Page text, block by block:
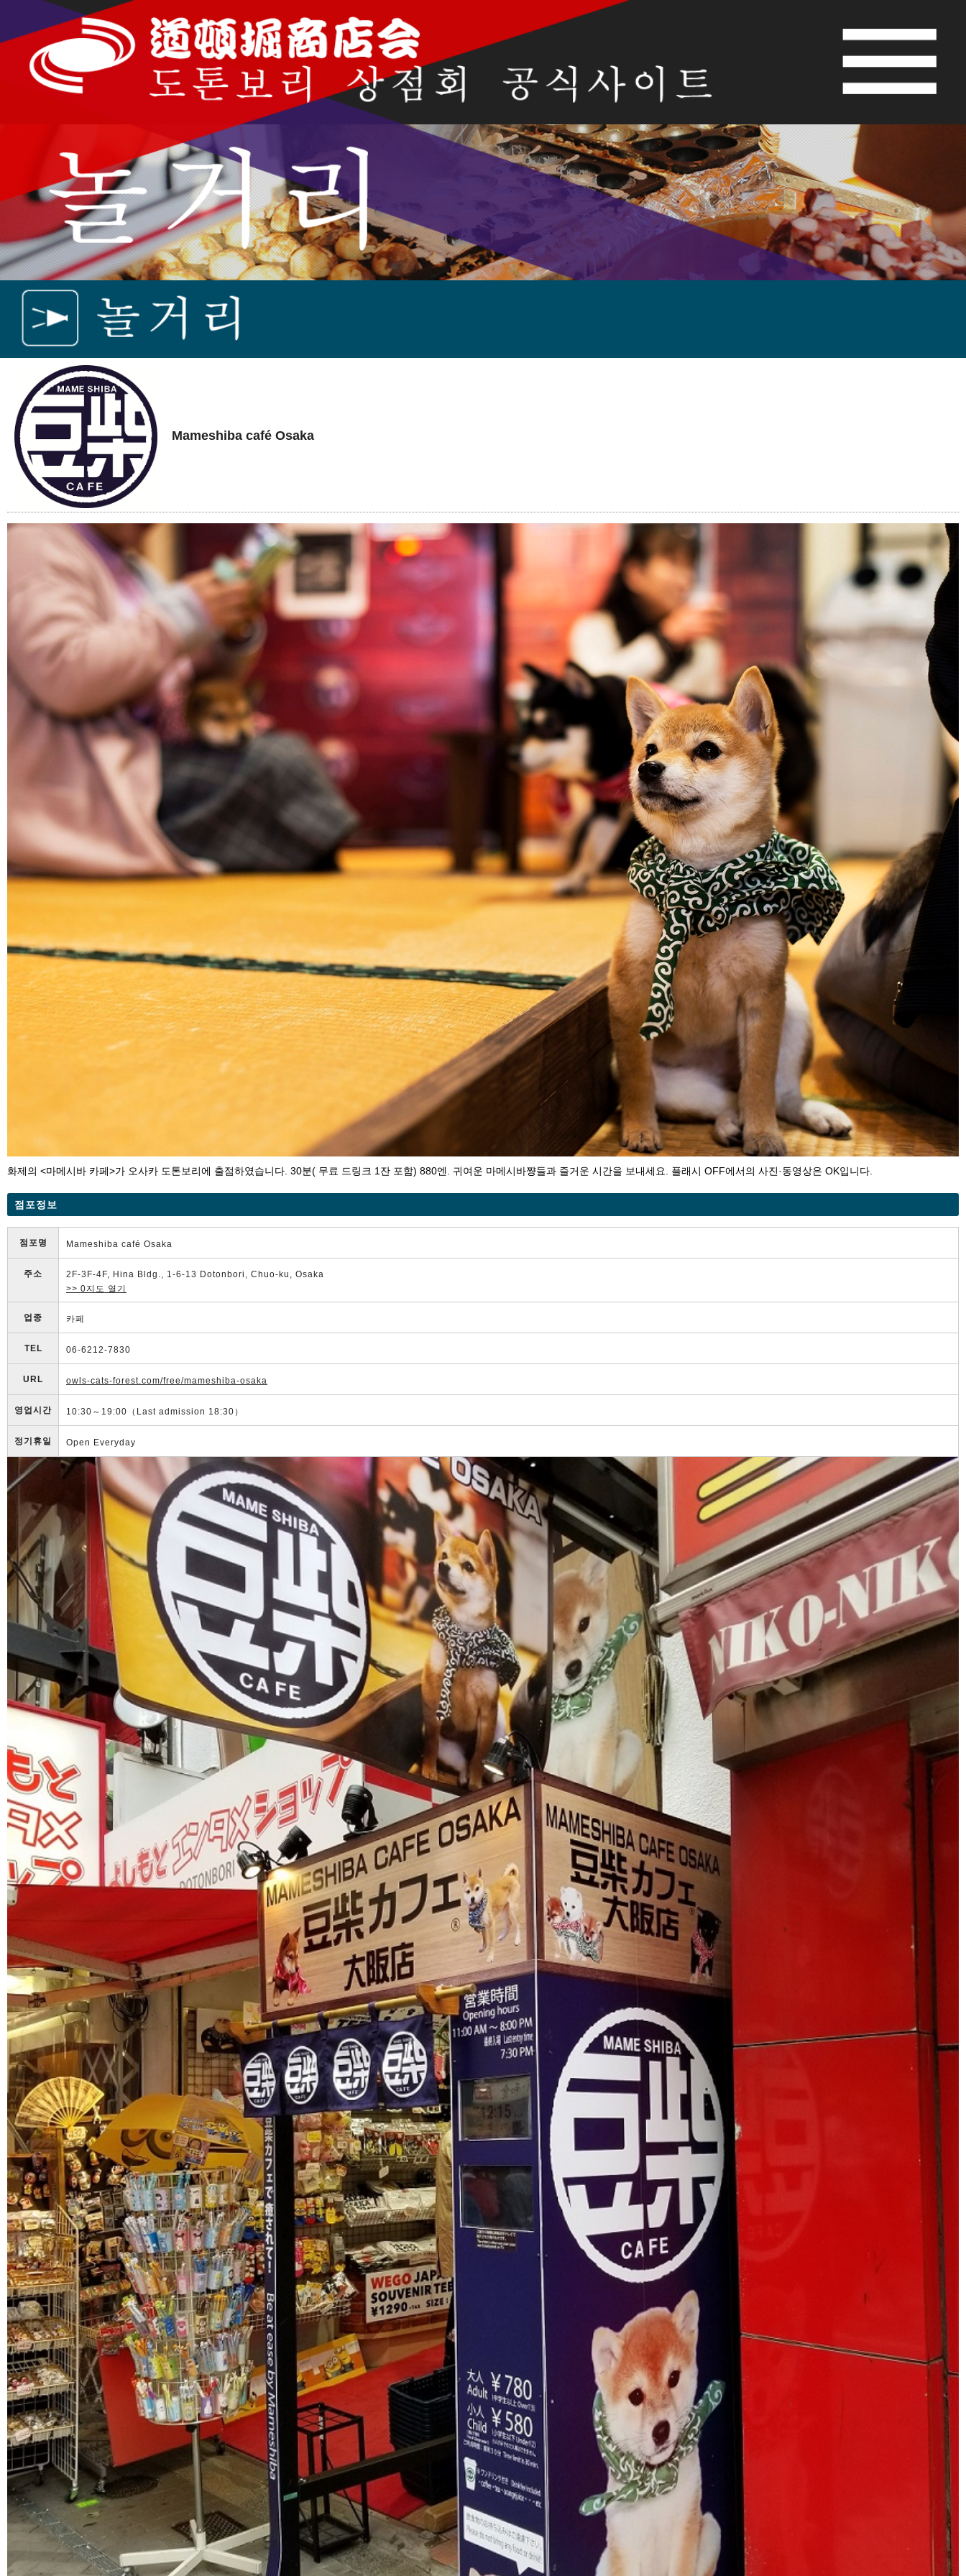
Mameshiba café Osaka
화제의 <마메시바 카페>가 오사카 도톤보리에 출점하였습니다. 30분( 무료 드링크 1잔 포함) 880엔. 귀여운 마메시바쨩들과 즐거운 시간을 보내세요. 플래시 OFF에서의 사진·동영상은 OK입니다.
점포정보
점포명 Mameshiba café Osaka
주소
2F-3F-4F, Hina Bldg., 1-6-13 Dotonbori, Chuo-ku, Osaka
>> 0지도 열기
업종 카페
TEL 06-6212-7830
URL owls-cats-forest.com/free/mameshiba-osaka
영업시간 10:30～19:00（Last admission 18:30）
정기휴일 Open Everyday